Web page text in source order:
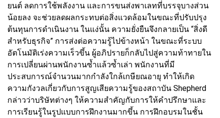
ยนต์ ลดการใช้พลังงาน และการขนส่งพาเลทที่บรรจุบางส่วน
น้อยลง จะช่วยลดผลกระทบต่อสิ่งแวดล้อมในขณะที่ปรับปรุง
ต้นทุนการดำเนินงาน ในแง่นั้น ความยั่งยืนจึงกลายเป็น “สิ่งดี
สำหรับธุรกิจ” การส่งต่อความรู้ไปข้างหน้า ในขณะที่ระบบ
อัตโนมัติเร่งความเร็วขึ้น ผู้อภิปรายก็กลับไปสู่ความท้าทายใน
การเปลี่ยนผ่านพนักงานซ้ำแล้วซ้ำเล่า พนักงานที่มี
ประสบการณ์จำนวนมากกำลังใกล้เกษียณอายุ ทำให้เกิด
ความกังวลเกี่ยวกับการสูญเสียความรู้ของสถาบัน Shepherd
กล่าวว่าบริษัทต่างๆ ให้ความสำคัญกับการให้คำปรึกษาและ
การเรียนรู้ในรูปแบบการฝึกงานมากขึ้น การฝึกอบรมในชั้น